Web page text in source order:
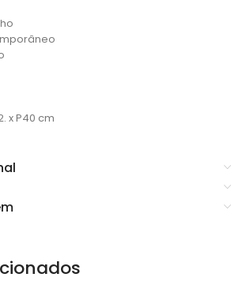
x P40 cm